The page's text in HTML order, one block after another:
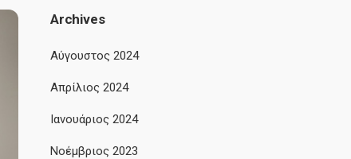
Archives
Αύγουστος 2024
Απρίλιος 2024
Ιανουάριος 2024
Νοέμβριος 2023